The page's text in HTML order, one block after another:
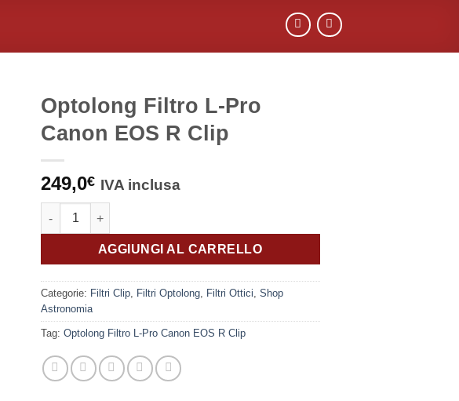
Optolong Filtro L-Pro
Canon EOS R Clip
249,0€ IVA inclusa
Optolong Filtro L-Pro Canon EOS R Clip quantità
AGGIUNGI AL CARRELLO
Categorie: Filtri Clip Filtri Optolong Filtri Ottici ,Shop
Astronomia
Tag:Optolong Filtro L-Pro Canon EOS R Clip